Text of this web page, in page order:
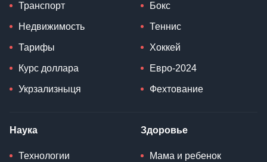
Транспорт
Недвижимость
Тарифы
Курс доллара
Укрзализныця
Бокс
Теннис
Хоккей
Евро-2024
Фехтование
Наука
Технологии
Здоровье
Мама и ребенок